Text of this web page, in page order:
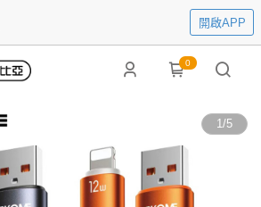
開啟APP
0
1/5